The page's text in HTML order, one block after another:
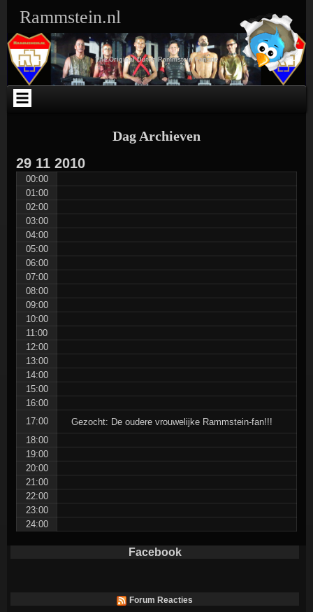
inhoud
WEBLIZAR_FACEBOOK_LIKEBOX-
Rammstein.nl
The Original Dutch Rammstein Fansite
Dag Archieven
29 11 2010
00:00
01:00
02:00
03:00
04:00
05:00
06:00
07:00
08:00
09:00
10:00
11:00
12:00
13:00
14:00
15:00
16:00
17:00
Gezocht: De oudere vrouwelijke Rammstein-fan!!!
18:00
19:00
20:00
21:00
22:00
23:00
24:00
Facebook
Forum Reacties